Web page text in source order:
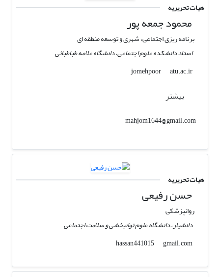
هیات تحریریه
محمود جمعه پور
برنامه ریزی اجتماعی، شهری و توسعه منطقه ای
استاد دانشکده علوم اجتماعی، دانشگاه علامه طباطبائی
jomehpoor
atu.ac.ir
بیشتر
mahjom1644@gmail.com
هیات تحریریه
حسن رفیعی
روانپزشکی
دانشیار، دانشگاه علوم توانبخشی و سلامت اجتماعی
hassan441015
gmail.com